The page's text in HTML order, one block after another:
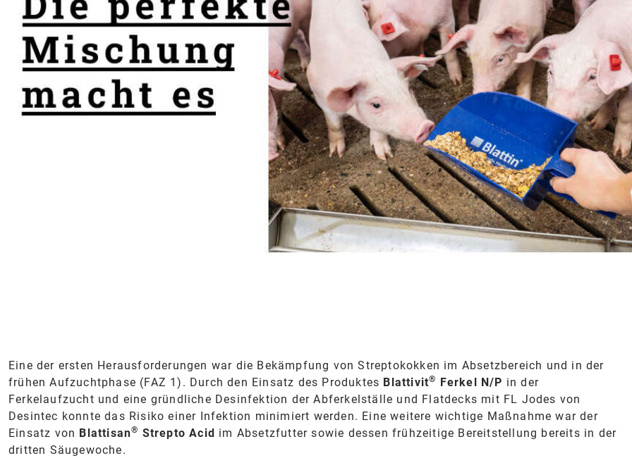
Eine der ersten Herausforderungen war die Bekämpfung von Streptokokken im Absetzbereich und in der
frühen Aufzuchtphase (FAZ 1). Durch den Einsatz des Produktes Blattivit® Ferkel N/P in der
Ferkelaufzucht und eine gründliche Desinfektion der Abferkelställe und Flatdecks mit FL Jodes von
Desintec konnte das Risiko einer Infektion minimiert werden. Eine weitere wichtige Maßnahme war der
Einsatz von Blattisan® Strepto Acid im Absetzfutter sowie dessen frühzeitige Bereitstellung bereits in der
dritten Säugewoche.